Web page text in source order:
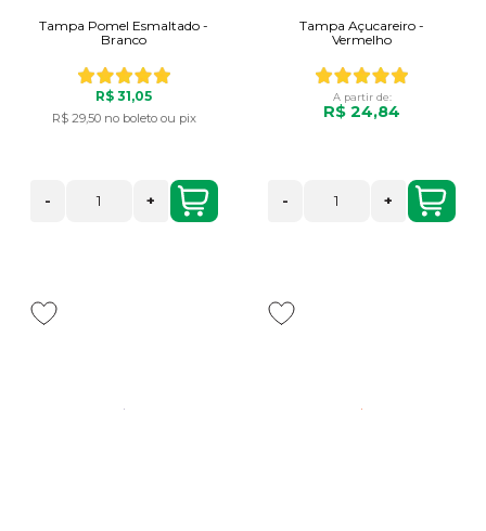
Tampa Pomel Esmaltado -
Branco
R$ 31,05
R$ 29,50 no boleto ou pix
- +
Tampa Açucareiro -
Vermelho
A partir de:
R$ 24,84
- +